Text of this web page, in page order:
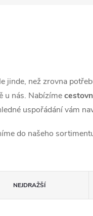
než zrovna
u nás. Nabízíme
uspořádání vám
do našeho
NEJDRAŽŠÍ